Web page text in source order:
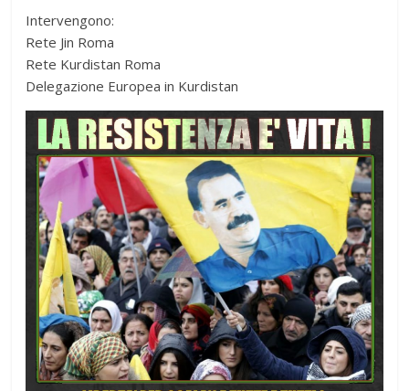
Intervengono:
Rete Jin Roma
Rete Kurdistan Roma
Delegazione Europea in Kurdistan